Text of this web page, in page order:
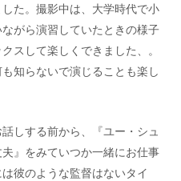
た。撮影中は、大学時代で小
がら演習していたときの様子
スして楽しくできました、。
知らないで演じることも楽し
しする前から、『ユー・シュ
』をみていつか一緒にお仕事
彼のような監督はないタイ